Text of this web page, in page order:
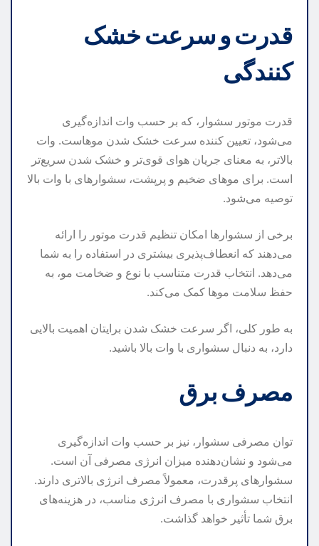
قدرت و سرعت خشک
کنندگی
قدرت موتور سشوار، که بر حسب وات اندازه‌گیری
می‌شود، تعیین کننده سرعت خشک شدن موهاست. وات
بالاتر، به معنای جریان هوای قوی‌تر و خشک شدن سریع‌تر
است. برای موهای ضخیم و پرپشت، سشوارهای با وات بالا
توصیه می‌شود.
برخی از سشوارها امکان تنظیم قدرت موتور را ارائه
می‌دهند که انعطاف‌پذیری بیشتری در استفاده را به شما
می‌دهد. انتخاب قدرت متناسب با نوع و ضخامت مو، به
حفظ سلامت موها کمک می‌کند.
به طور کلی، اگر سرعت خشک شدن برایتان اهمیت بالایی
دارد، به دنبال سشواری با وات بالا باشید.
مصرف برق
توان مصرفی سشوار، نیز بر حسب وات اندازه‌گیری
می‌شود و نشان‌دهنده میزان انرژی مصرفی آن است.
سشوارهای پرقدرت، معمولاً مصرف انرژی بالاتری دارند.
انتخاب سشواری با مصرف انرژی مناسب، در هزینه‌های
برق شما تأثیر خواهد گذاشت.